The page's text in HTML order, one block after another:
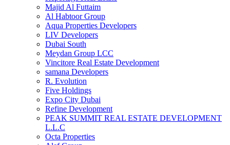
Majid Al Futtaim
Al Habtoor Group
Aqua Properties Developers
LIV Developers
Dubai South
Meydan Group LCC
Vincitore Real Estate Development
samana Developers
R. Evolution
Five Holdings
Expo City Dubai
Refine Development
PEAK SUMMIT REAL ESTATE DEVELOPMENT
L.L.C
Octa Properties